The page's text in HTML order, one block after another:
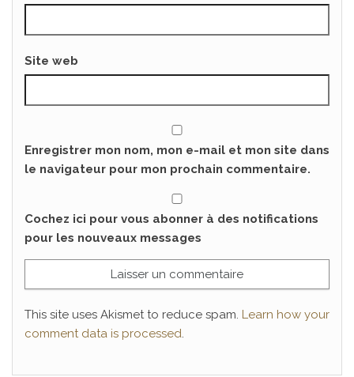
Site web
Enregistrer mon nom, mon e-mail et mon site dans
le navigateur pour mon prochain commentaire.
Cochez ici pour vous abonner à des notifications
pour les nouveaux messages
This site uses Akismet to reduce spam. Learn how your
comment data is processed.